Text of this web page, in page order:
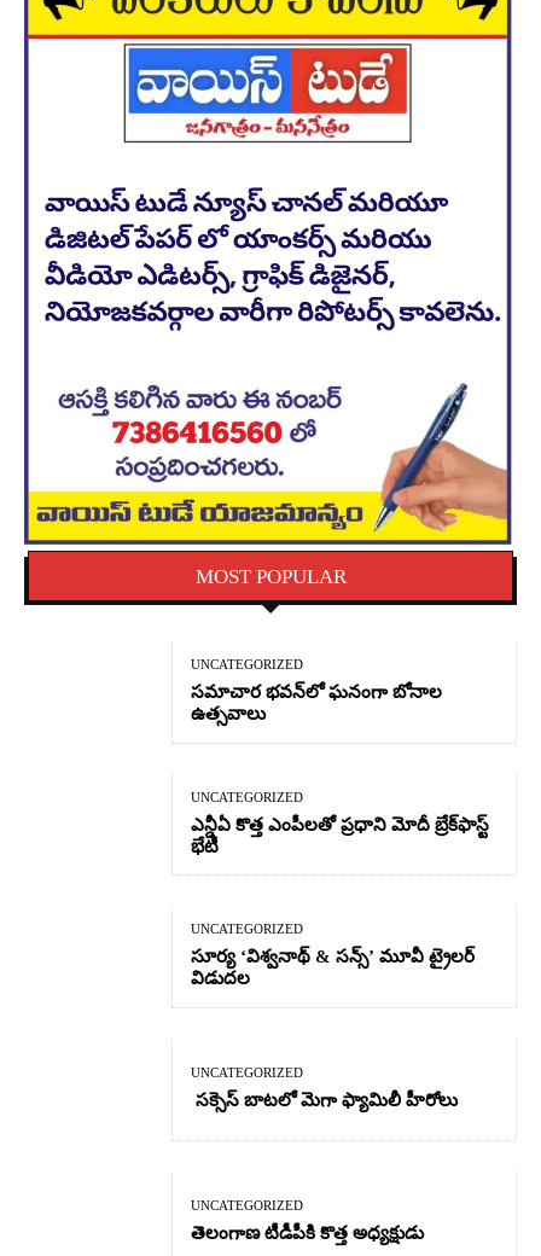
MOST POPULAR
UNCATEGORIZED
సమాచార భవన్‌లో ఘనంగా బోనాల
ఉత్సవాలు
UNCATEGORIZED
ఎన్డీఏ కొత్త ఎంపీలతో ప్రధాని మోదీ బ్రేక్‌ఫాస్ట్
భేటీ
UNCATEGORIZED
సూర్య ‘విశ్వనాథ్ & సన్స్’ మూవీ ట్రైలర్
విడుదల
UNCATEGORIZED
సక్సెస్ బాటలో మెగా ఫ్యామిలీ హీరోలు
UNCATEGORIZED
తెలంగాణ టీడీపీకి కొత్త అధ్యక్షుడు